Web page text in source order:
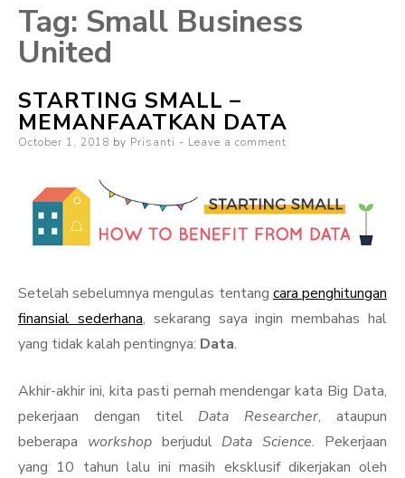
Tag: Small Business
United
STARTING SMALL –
MEMANFAATKAN DATA
Posted
October 1, 2018 by Prisanti Leave a comment
Setelah sebelumnya mengulas tentang cara penghitungan
finansial sederhana, sekarang saya ingin membahas hal
yang tidak kalah pentingnya: Data.
Akhir-akhir ini, kita pasti pernah mendengar kata Big Data,
pekerjaan dengan titel Data Researcher, ataupun
beberapa workshopberjudul Data Science. Pekerjaan
yang 10 tahun lalu ini masih eksklusif dikerjakan oleh